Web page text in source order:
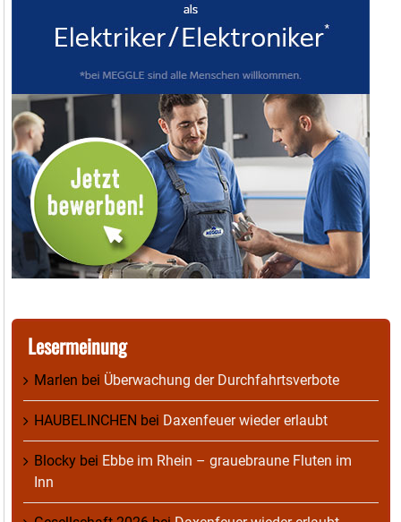
Lesermeinung
Marlen bei Überwachung der Durchfahrtsverbote
HAUBELINCHEN bei Daxenfeuer wieder erlaubt
Blocky bei Ebbe im Rhein – grauebraune Fluten im
Inn